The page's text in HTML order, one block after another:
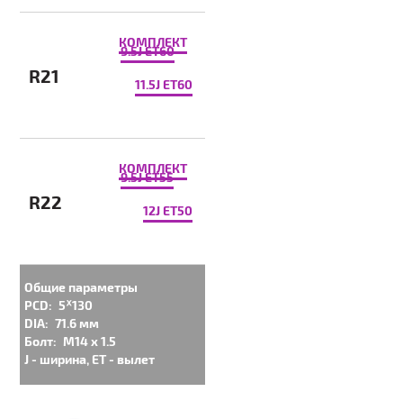
R21
КОМПЛЕКТ
9.5J ET60
11.5J ET60
R22
КОМПЛЕКТ
9.5J ET55
12J ET50
Общие параметры
PCD: 5ᕁ130
DIA: 71.6 мм
Болт: M14 x 1.5
J - ширина, ET - вылет